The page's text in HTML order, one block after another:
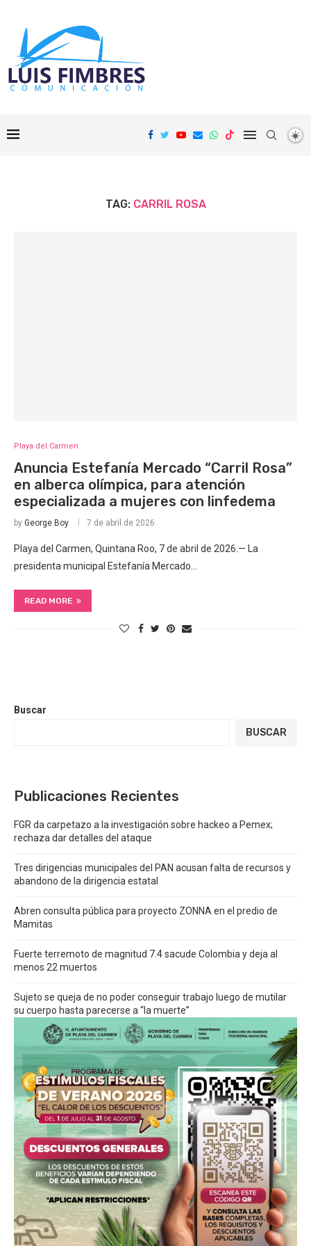
TAG: CARRIL ROSA
Playa del Carmen
Anuncia Estefanía Mercado “Carril Rosa”
en alberca olímpica, para atención
especializada a mujeres con linfedema
by George Boy 7 de abril de 2026
Playa del Carmen, Quintana Roo, 7 de abril de 2026.— La
presidenta municipal Estefanía Mercado…
READ MORE
Buscar
BUSCAR
Publicaciones Recientes
FGR da carpetazo a la investigación sobre hackeo a Pemex;
rechaza dar detalles del ataque
Tres dirigencias municipales del PAN acusan falta de recursos y
abandono de la dirigencia estatal
Abren consulta pública para proyecto ZONNA en el predio de
Mamitas
Fuerte terremoto de magnitud 7.4 sacude Colombia y deja al
menos 22 muertos
Sujeto se queja de no poder conseguir trabajo luego de mutilar
su cuerpo hasta parecerse a “la muerte”